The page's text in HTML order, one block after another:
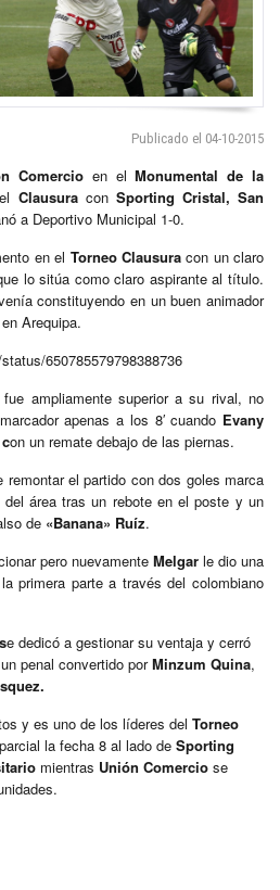
Publicado el 04-10-2015
Comercio en elMonumental de la
Clausuracon Sporting Cristal, San
a Deportivo Municipal 1-0.
en el Torneo Clausuracon un claro
lo sitúa como claro aspirante al título.
constituyendo en un buen animador
Arequipa.
650785579798388736
fue ampliamente superior a su rival, no
apenas a los 8′ cuando Evany
on un remate debajo de las piernas.
el partido con dos goles marca
área tras un rebote en el poste y un
de «Banana» Ruíz.
pero nuevamente Melgar le dio una
primera parte a través del colombiano
e dedicó a gestionar su ventaja y cerró
penal convertido porMinzum Quina,
y es uno de los líderes del Torneo
la fecha 8 al lado de Sporting
mientras Unión Comercio se